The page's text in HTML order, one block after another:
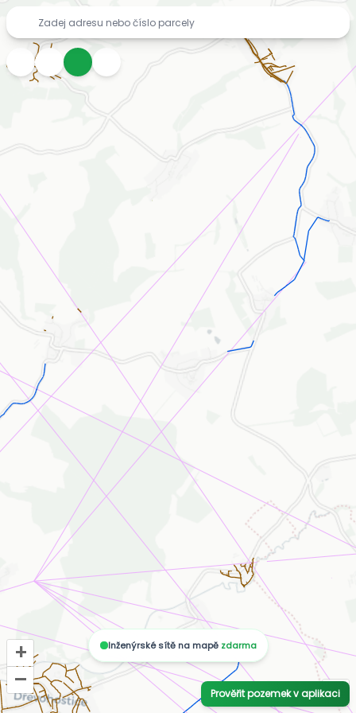
Mapa inženýrských sítí zdarma – vodovody, kanalizace,
Inženýrské sítě na mapě zdarma
Prověřit pozemek v aplikaci
+
–
i